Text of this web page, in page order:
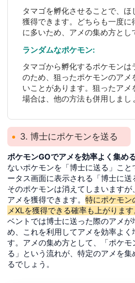
タマゴを孵化させることで、ほ
獲得できます。どちらも一度に
に多いため、アメの集め方とし
ランダムなポケモン:
タマゴから孵化するポケモンは
のため、狙ったポケモンのアメ
いことがあります。狙ったアメ
場合は、他の方法も併用しまし
3. 博士にポケモンを送る
ポケモンGOでアメを効率よく集め
ないポケモンを「博士に送る」こ
ータス画面に表示される「博士に送
そのポケモンは消えてしまいますが
アメを獲得できます。 特にポケモン
メXLを獲得できる確率も上がります
ベントでは博士に送った際のアメが
め、これを利用してアメを効率よ
す。アメの集め方として、「ポケ
る」という流れが、特定のアメを集
るでしょう。